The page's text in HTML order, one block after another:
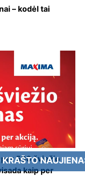
– kodėl tai
per 500 šviežio
kaip per
-